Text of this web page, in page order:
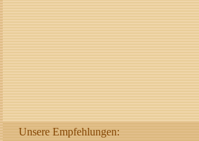
Unsere Empfehlungen: